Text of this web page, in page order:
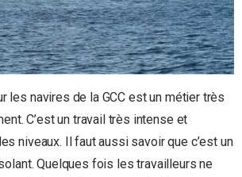
les navires de la GCC est un métier très
C’est un travail très intense et
niveaux. Il faut aussi savoir que c’est un
Quelques fois les travailleurs ne